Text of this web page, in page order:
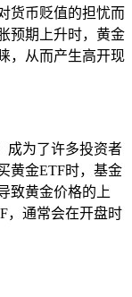
货币贬值的担忧而
预期上升时，黄金
，从而产生高开现
成为了许多投资者
黄金ETF时，基金
致黄金价格的上
，通常会在开盘时